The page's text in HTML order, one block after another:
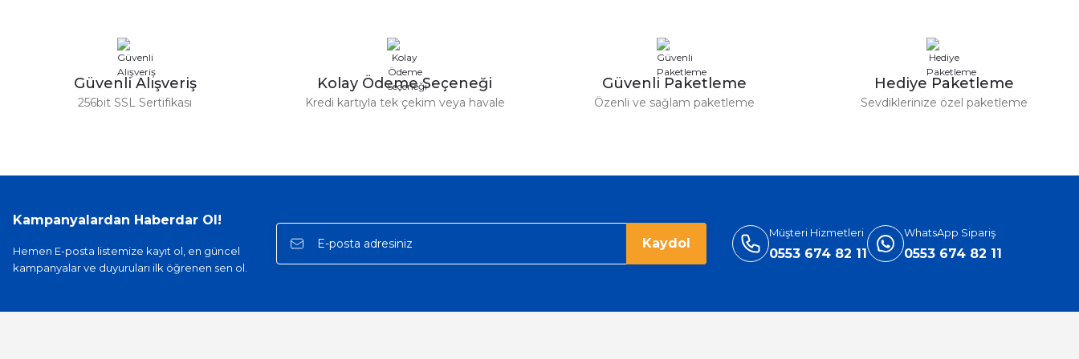
Bu ürüne benzer farklı alternatifler olmalı.
Güvenli Alışveriş
256bit SSL Sertifikası
Kolay Ödeme Seçeneği
Kredi kartıyla tek çekim veya havale
Güvenli Paketleme
Özenli ve sağlam paketleme
Hediye Paketleme
Sevdiklerinize özel paketleme
Kampanyalardan Haberdar Ol!
Hemen E-posta listemize kayıt ol, en güncel
kampanyalar ve duyuruları ilk öğrenen sen ol.
Kaydol
Müşteri Hizmetleri
0553 674 82 11
WhatsApp Sipariş
0553 674 82 11